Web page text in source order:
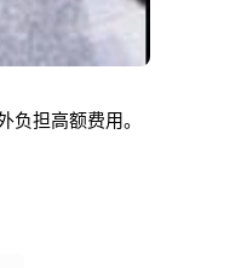
负担高额费用。